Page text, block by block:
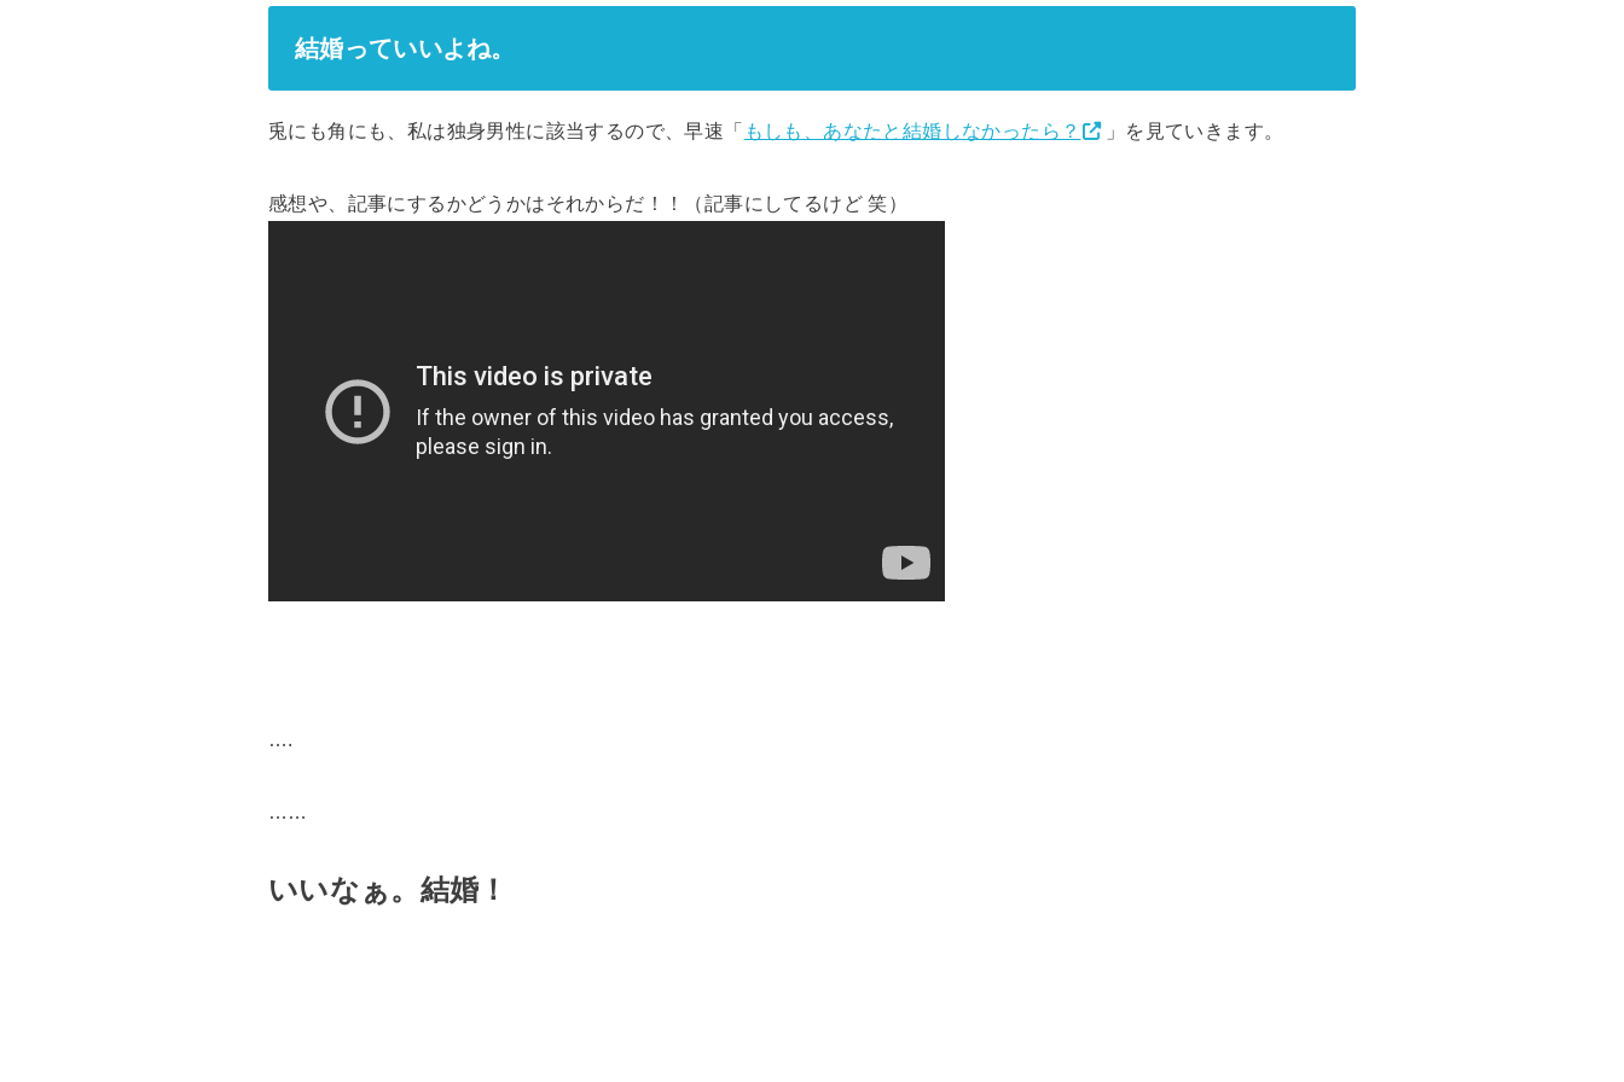
結婚っていいよね。
兎にも角にも、私は独身男性に該当するので、早速「 もしも、あなたと結婚しなかったら？ 」を見ていきます。
感想や、記事にするかどうかはそれからだ！！（記事にしてるけど 笑）
….
……
いいなぁ。結婚！